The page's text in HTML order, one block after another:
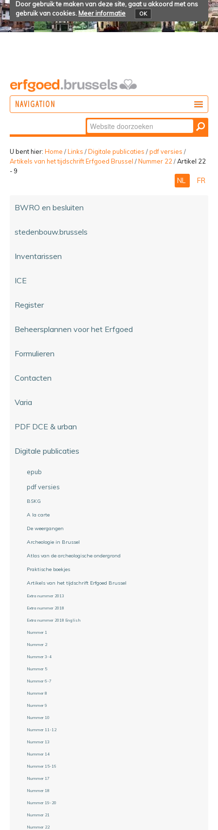
Door gebruik te maken van deze site, gaat u akkoord met ons
gebruik van cookies. Meer informatie OK
NAVIGATION
BELEVEN
Zoek
Geavanceerd
zoeken...
U bent hier: Home /Links /Digitale publicaties /pdf versies /
Artikels van het tijdschrift Erfgoed Brussel /Nummer 22 /Artikel 22
- 9
NL FR
BWRO en besluiten
stedenbouw.brussels
Inventarissen
ICE
Register
Beheersplannen voor het Erfgoed
Formulieren
Contacten
Varia
PDF DCE & urban
Digitale publicaties
epub
pdf versies
BSKG
A la carte
De weergangen
Archeologie in Brussel
Atlas van de archeologische ondergrond
Praktische boekjes
Artikels van het tijdschrift Erfgoed Brussel
Extra nummer 2013
Extra nummer 2018
Extra nummer 2018 English
Nummer 1
Nummer 2
Nummer 3-4
Nummer 5
Nummer 6-7
Nummer 8
Nummer 9
Nummer 10
Nummer 11-12
Nummer 13
Nummer 14
Nummer 15-16
Nummer 17
Nummer 18
Nummer 19-20
Nummer 21
Nummer 22